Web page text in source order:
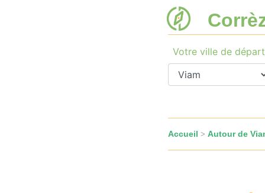
Votre ville de départ
Accueil > Autour de